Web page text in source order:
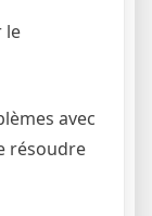
le
avec
résoudre